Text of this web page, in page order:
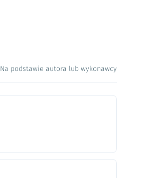
Na podstawie autora lub wykonawcy